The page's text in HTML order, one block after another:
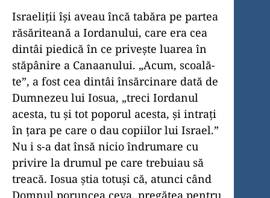
Israeliții își aveau încă tabăra pe partea
răsăriteană a Iordanului, care era cea
dintâi piedică în ce privește luarea în
stăpânire a Canaanului. „Acum, scoală-
te”, a fost cea dintâi însărcinare dată de
Dumnezeu lui Iosua, „treci Iordanul
acesta, tu și tot poporul acesta, și intrați
în țara pe care o dau copiilor lui Israel.”
Nu i s-a dat însă nicio îndrumare cu
privire la drumul pe care trebuiau să
treacă. Iosua știa totuși că, atunci când